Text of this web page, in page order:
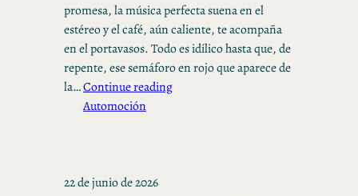
promesa, la música perfecta suena en el
estéreo y el café, aún caliente, te acompaña
en el portavasos. Todo es idílico hasta que, de
repente, ese semáforo en rojo que aparece de
la…Continue reading
Automoción
22 de junio de 2026